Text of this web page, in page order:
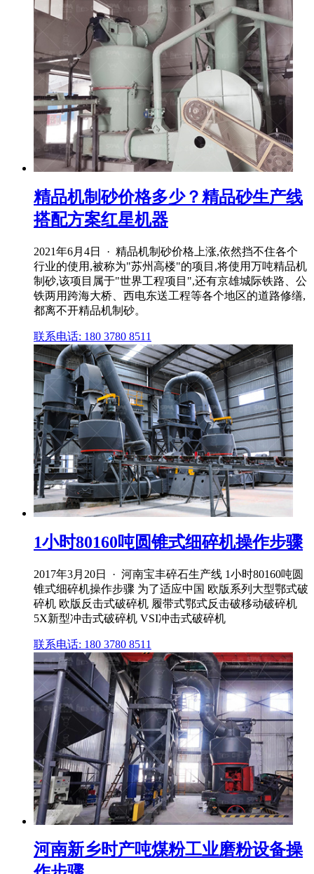
精品机制砂价格多少？精品砂生产线
搭配方案红星机器
2021年6月4日 · 精品机制砂价格上涨,依然挡不住各个
行业的使用,被称为"苏州高楼"的项目,将使用万吨精品机
制砂,该项目属于"世界工程项目",还有京雄城际铁路、公
铁两用跨海大桥、西电东送工程等各个地区的道路修缮,
都离不开精品机制砂。
联系电话: 180 3780 8511
1小时80160吨圆锥式细碎机操作步骤
2017年3月20日 · 河南宝丰碎石生产线 1小时80160吨圆
锥式细碎机操作步骤 为了适应中国 欧版系列大型鄂式破
碎机 欧版反击式破碎机 履带式鄂式反击破移动破碎机
5X新型冲击式破碎机 VSI冲击式破碎机
联系电话: 180 3780 8511
河南新乡时产吨煤粉工业磨粉设备操